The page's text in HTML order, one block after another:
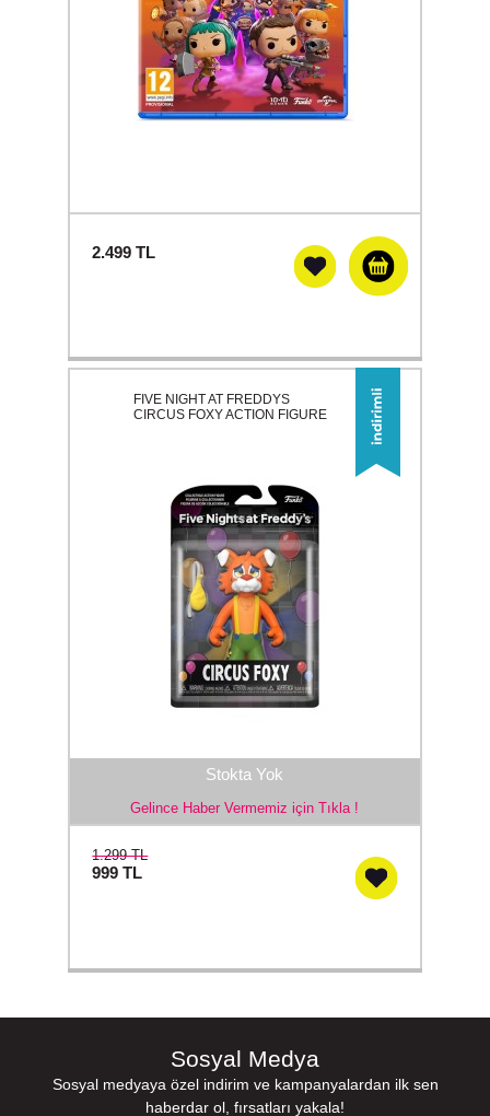
2.499TL
Stokta Yok
Gelince Haber Vermemiz için Tıkla !
FIVE NIGHT AT FREDDYS
CIRCUS FOXY ACTION FIGURE
1.299 TL
999TL
Sosyal Medya
Sosyal medyaya özel indirim ve kampanyalardan ilk sen
haberdar ol, fırsatları yakala!